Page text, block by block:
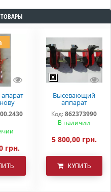
апарат
СЗ
5,4
грн.
Высевающий
аппарат
СЗ-3.6(5,4)
мелкосемянный
Код:862373990
В наличии
5 800,00 грн.
КУПИТЬ